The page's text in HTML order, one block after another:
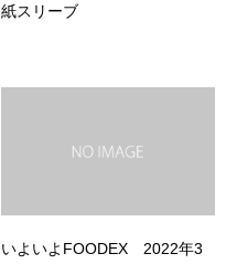
紙スリーブ
いよいよFOODEX 2022年3